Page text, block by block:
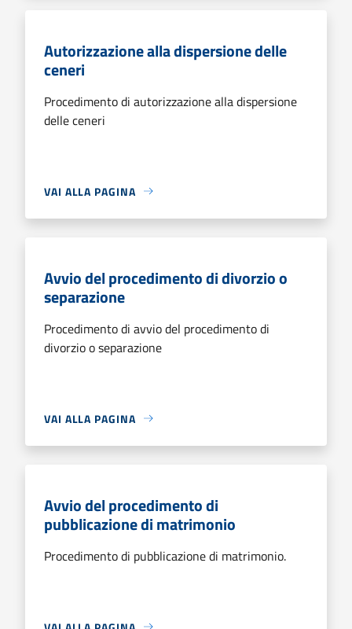
Autorizzazione alla dispersione delle
ceneri
Procedimento di autorizzazione alla dispersione
delle ceneri
VAI ALLA PAGINA
Avvio del procedimento di divorzio o
separazione
Procedimento di avvio del procedimento di
divorzio o separazione
VAI ALLA PAGINA
Avvio del procedimento di
pubblicazione di matrimonio
Procedimento di pubblicazione di matrimonio.